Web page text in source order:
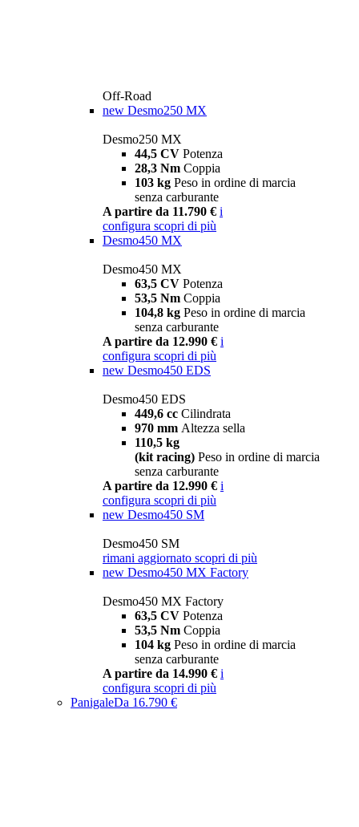
Off-Road
new Desmo250 MX
Desmo250 MX
44,5 CV Potenza
28,3 Nm Coppia
103 kg Peso in ordine di marcia
senza carburante
A partire da 11.790 € i
configura scopri di più
Desmo450 MX
Desmo450 MX
63,5 CV Potenza
53,5 Nm Coppia
104,8 kg Peso in ordine di marcia
senza carburante
A partire da 12.990 € i
configura scopri di più
new Desmo450 EDS
Desmo450 EDS
449,6 cc Cilindrata
970 mm Altezza sella
110,5 kg
(kit racing) Peso in ordine di marcia
senza carburante
A partire da 12.990 € i
configura scopri di più
new Desmo450 SM
Desmo450 SM
rimani aggiornato scopri di più
new Desmo450 MX Factory
Desmo450 MX Factory
63,5 CV Potenza
53,5 Nm Coppia
104 kg Peso in ordine di marcia
senza carburante
A partire da 14.990 € i
configura scopri di più
PanigaleDa 16.790 €